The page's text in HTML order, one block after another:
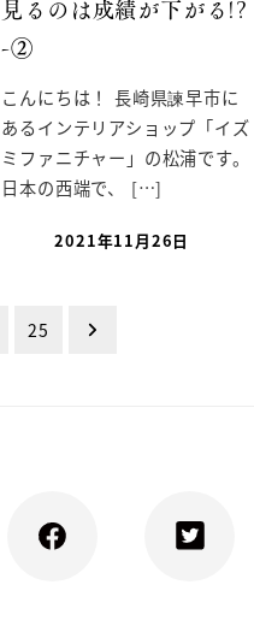
見るのは成績が下がる!?
-②
こんにちは！ 長崎県諫早市に
あるインテリアショップ「イズ
ミファニチャー」の松浦です。
日本の西端で、 […]
2021年11月26日
25